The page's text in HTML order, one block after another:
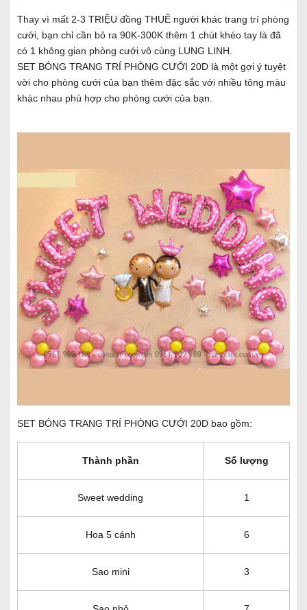
Thay vì mất 2-3 TRIỆU đồng THUÊ người khác trang trí phòng
cưới, bạn chỉ cần bỏ ra 90K-300K thêm 1 chút khéo tay là đã
có 1 không gian phòng cưới vô cùng LUNG LINH.
SET BÓNG TRANG TRÍ PHÒNG CƯỚI 20D là một gợi ý tuyệt
vời cho phòng cưới của bạn thêm đặc sắc với nhiều tông màu
khác nhau phù hợp cho phòng cưới của bạn.
SET BÓNG TRANG TRÍ PHÒNG CƯỚI 20D bao gồm:
Thành phần Số lượng
Sweet wedding 1
Hoa 5 cánh 6
Sao mini 3